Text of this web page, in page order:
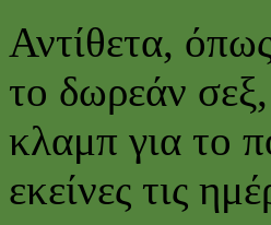
Αντίθετα,
το δωρεάν σεξ,
κλαμπ για το
εκείνες τις